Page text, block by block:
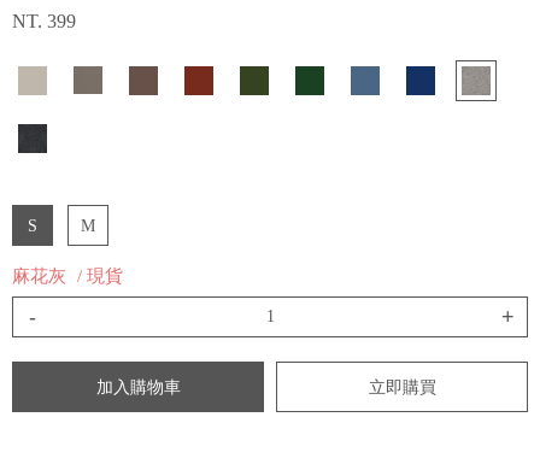
NT. 399
S M
麻花灰 / 現貨
- +
加入購物車 立即購買